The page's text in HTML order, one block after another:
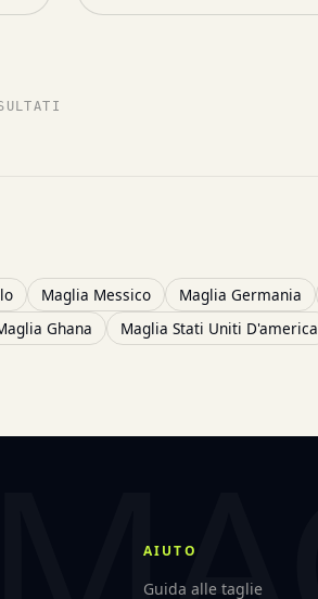
Maglia Messico Maglia Germania
Ghana Maglia Stati Uniti D'america
AIUTO
Guida alle taglie